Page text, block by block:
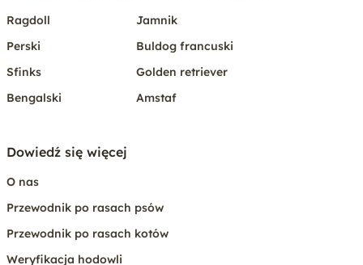
Ragdoll
Perski
Sfinks
Bengalski
Jamnik
Buldog francuski
Golden retriever
Amstaf
Dowiedź się więcej
O nas
Przewodnik po rasach psów
Przewodnik po rasach kotów
Weryfikacja hodowli